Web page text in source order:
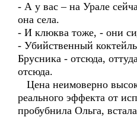
- А у вас – на Урале
она села.
- И клюква тоже, - они
- Убийственный
Брусника - отсюда,
отсюда.
Цена неимоверно
реального эффекта от
пробубнила Ольга,